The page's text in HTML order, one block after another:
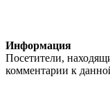
Информация
Посетители,
комментарии к